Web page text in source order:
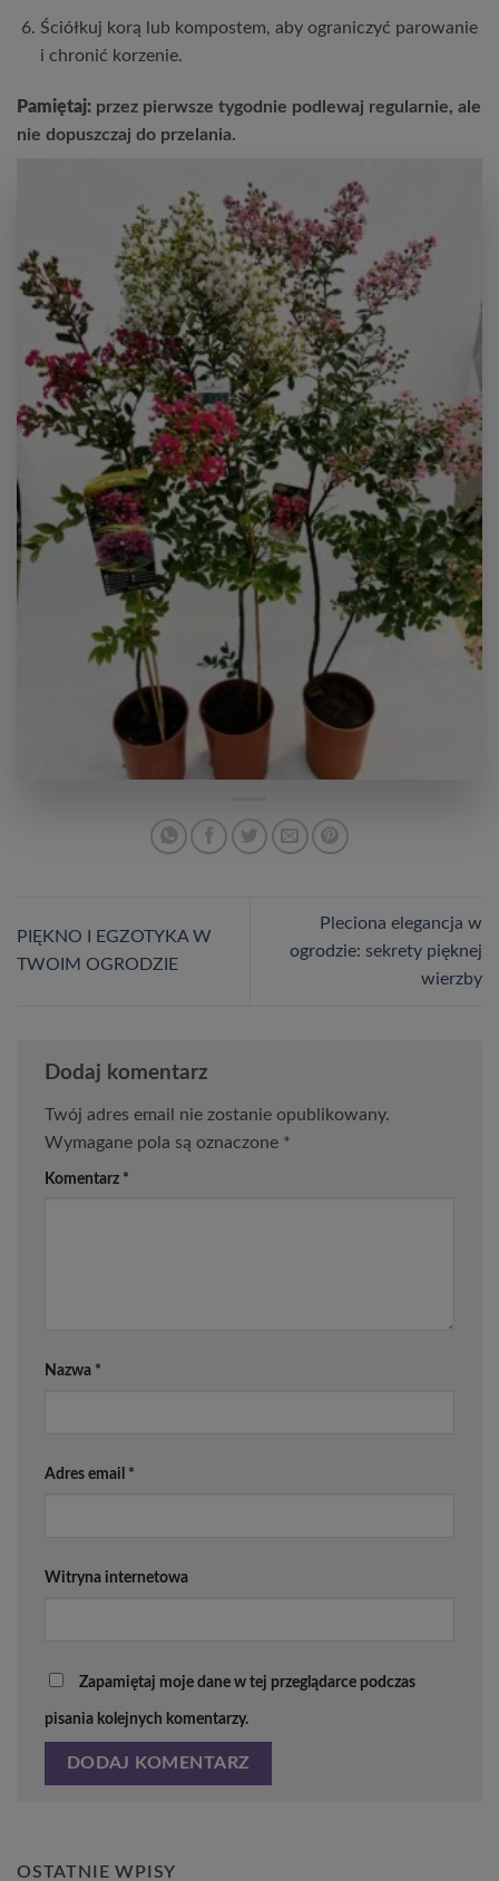
Ściółkuj korą lub kompostem, aby ograniczyć parowanie
i chronić korzenie.
Pamiętaj: przez pierwsze tygodnie podlewaj regularnie, ale
nie dopuszczaj do przelania.
PIĘKNO I EGZOTYKA W
TWOIM OGRODZIE
Pleciona elegancja w
ogrodzie: sekrety pięknej
wierzby
Dodaj komentarz
Twój adres email nie zostanie opublikowany.
Wymagane pola są oznaczone *
Komentarz *
Nazwa *
Adres email *
Witryna internetowa
Zapamiętaj moje dane w tej przeglądarce podczas
pisania kolejnych komentarzy.
OSTATNIE WPISY